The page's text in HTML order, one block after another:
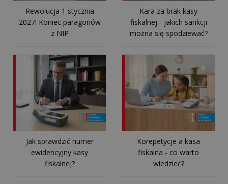
fiskalną
zrobić
raport
dobowy
Rewolucja 1 stycznia
2027! Koniec paragonów
z NIP
Kara za brak kasy
fiskalnej - jakich sankcji
można się spodziewać?
Jak sprawdzić numer
ewidencyjny kasy
fiskalnej?
Korepetycje a kasa
fiskalna - co warto
wiedzieć?